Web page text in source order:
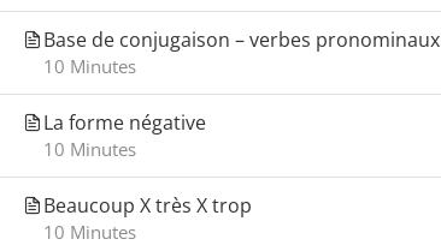
Base de conjugaison – verbes pronominaux
10 Minutes
La forme négative
10 Minutes
Beaucoup X très X trop
10 Minutes
lalternative.ba@gmail.com